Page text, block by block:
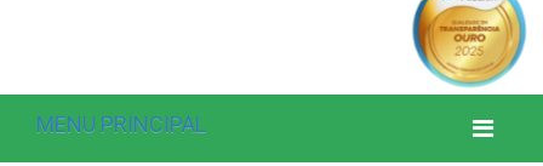
MENU PRINCIPAL